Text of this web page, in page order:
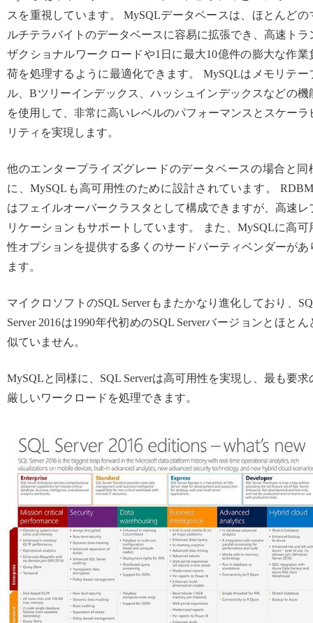
スを重視しています。 MySQLデータベースは、ほとんどの
ルチテラバイトのデータベースに容易に拡張でき、高速トラ
ザクショナルワークロードや1日に最大10億件の膨大な作業
荷を処理するように最適化できます。 MySQLはメモリテー
ル、Bツリーインデックス、ハッシュインデックスなどの機
を使用して、非常に高いレベルのパフォーマンスとスケーラ
リティを実現します。
他のエンタープライズグレードのデータベースの場合と同
に、MySQLも高可用性のために設計されています。
はフェイルオーバークラスタとして構成できますが、高速レ
リケーションもサポートしています。 また、MySQLに高可
性オプションを提供する多くのサードパーティベンダーがあ
ます。
マイクロソフトのSQL Serverもまたかなり進化しており、
Server 2016は1990年代初めのSQL Serverバージョンとほとん
似ていません。
MySQLと同様に、SQL Serverは高可用性を実現し、最も要求
厳しいワークロードを処理できます。